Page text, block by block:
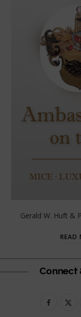
Gerald W. Huft &
READ
Connect
F